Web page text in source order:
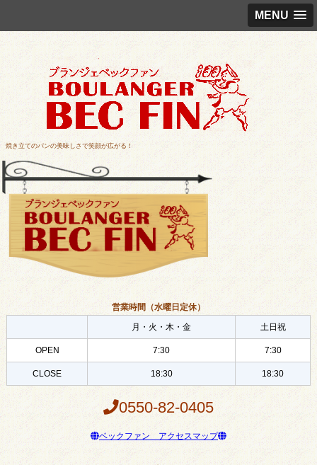
MENU
焼き立てのパンの美味しさで笑顔が広がる！
営業時間（水曜日定休）
月・火・木・金
土日祝
OPEN 7:30 7:30
CLOSE 18:30 18:30
0550-82-0405
ベックファン アクセスマップ